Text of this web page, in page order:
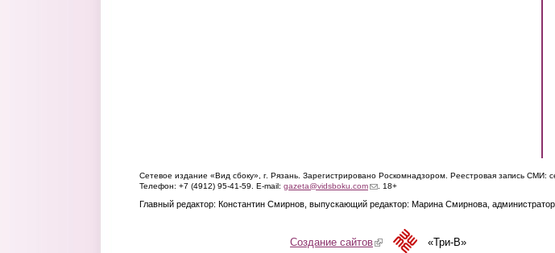
Сетевое издание «Вид сбоку», г. Рязань. Зарегистрировано Роскомнадзором. Реестровая запись СМИ:
Телефон: +7 (4912) 95-41-59. E-mail: gazeta@vidsboku.com(link sends e-mail)
. 18+
Главный редактор: Константин Смирнов, выпускающий редактор: Марина Смирнова,
Создание сайтов(link is external)«Три-В»